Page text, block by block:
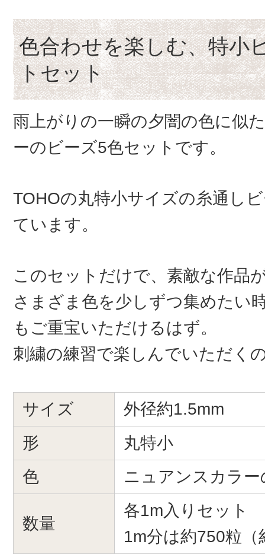
色合わせを楽しむ、特小
トセット
雨上がりの一瞬の夕闇の色に似
ーのビーズ5色セットです。
TOHOの丸特小サイズの糸通し
ています。
このセットだけで、素敵な作品
さまざま色を少しずつ集めたい
もご重宝いただけるはず。
刺繍の練習で楽しんでいただく
サイズ
外径約1.5mm
形
丸特小
色
ニュアンスカラー
数量
各1m入りセット
1m分は約750粒（